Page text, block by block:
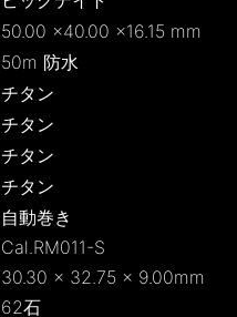
50.00 ×40.00 ×16.15 mm
50m 防水
チタン
チタン
チタン
チタン
自動巻き
Cal.RM011-S
30.30 × 32.75 × 9.00mm
62石